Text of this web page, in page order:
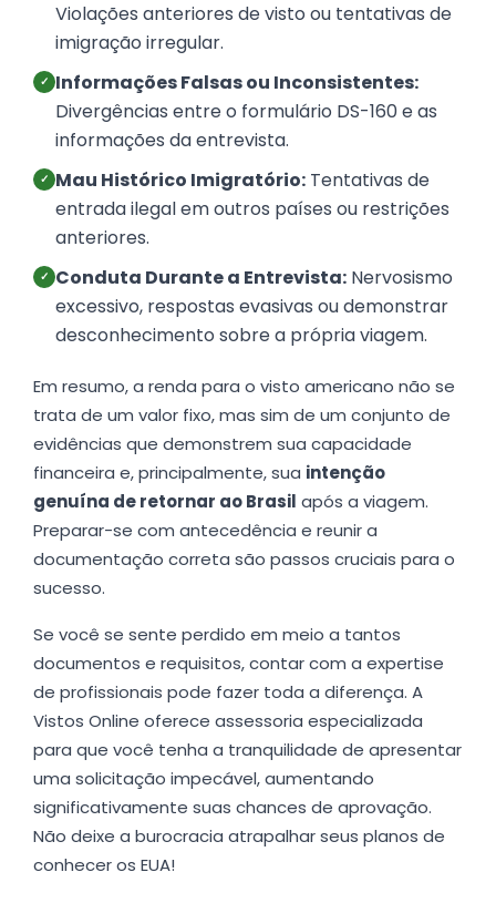
Violações anteriores de visto ou tentativas de
imigração irregular.
✓ Informações Falsas ou Inconsistentes:
Divergências entre o formulário DS-160 e as
informações da entrevista.
✓ Mau Histórico Imigratório: Tentativas de
entrada ilegal em outros países ou restrições
anteriores.
✓ Conduta Durante a Entrevista: Nervosismo
excessivo, respostas evasivas ou demonstrar
desconhecimento sobre a própria viagem.
Em resumo, a renda para o visto americano não se
trata de um valor fixo, mas sim de um conjunto de
evidências que demonstrem sua capacidade
financeira e, principalmente, sua intenção
genuína de retornar ao Brasil após a viagem.
Preparar-se com antecedência e reunir a
documentação correta são passos cruciais para o
sucesso.
Se você se sente perdido em meio a tantos
documentos e requisitos, contar com a expertise
de profissionais pode fazer toda a diferença. A
Vistos Online oferece assessoria especializada
para que você tenha a tranquilidade de apresentar
uma solicitação impecável, aumentando
significativamente suas chances de aprovação.
Não deixe a burocracia atrapalhar seus planos de
conhecer os EUA!